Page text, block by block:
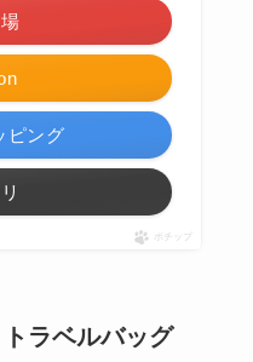
ピング
ポチップ
ラベルバッグ